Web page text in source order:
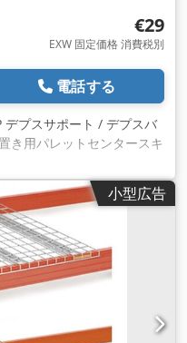
ら実現まで、喜んでお手伝
待ちしております。 敬具
€29
EXW 固定価格 消費税別
電話する
デプスサポート / デプスバ
き用パレットセンタースキ
2個必要。 パレットケー
100個以上。必要数量につ
価格＋付加価値税（中央倉
KG, 97076 Würzburg 専
気軽にお問い合わせくだ
ださい。 お客様のプロジ
手伝いさせていただきま
敬具 Dr Sonntag GmbH
スペシャリスト Dsdpfek
小型広告